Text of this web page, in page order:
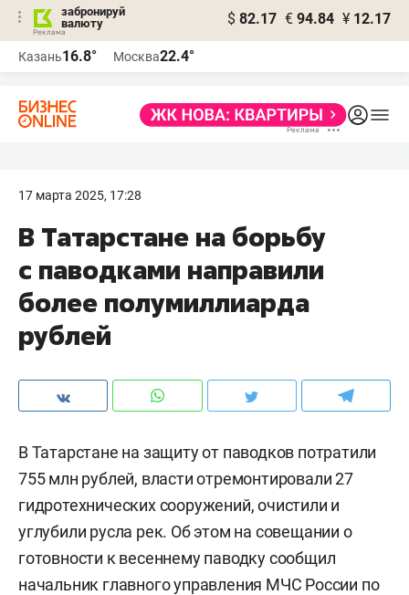
забронируй
валюту
$ 82.17 € 94.84 ¥ 12.17
Казань16.8° Москва22.4°
17 марта 2025, 17:28
В Татарстане на борьбу
с паводками направили
более полумиллиарда
рублей
В Татарстане на защиту от паводков потратили
755 млн рублей, власти отремонтировали 27
гидротехнических сооружений, очистили и
углубили русла рек. Об этом на совещании о
готовности к весеннему паводку сообщил
начальник главного управления МЧС России по